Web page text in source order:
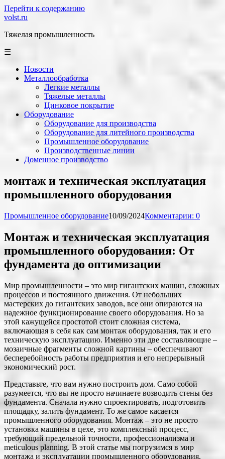
Перейти к содержанию
volst.ru
Тяжелая промышленность
☰
Новости
Металлообработка
Легкие металлы
Тяжелые металлы
Цинковое покрытие
Оборудование
Оборудование для производства
Оборудование для литейного производства
Промышленное оборудование
Производственные линии
Доменное производство
монтаж и техническая эксплуатация
промышленного оборудования
Промышленное оборудование10/09/2024Комментарии: 0
Монтаж и техническая эксплуатация
промышленного оборудования: От
фундамента до оптимизации
Мир промышленности – это мир гигантских машин, сложных
процессов и постоянного движения. От небольших
мастерских до гигантских заводов, все они опираются на
надежное функционирование своего оборудования. Но за
этой кажущейся простотой стоит сложная система,
включающая в себя как сам монтаж оборудования, так и его
техническую эксплуатацию. Именно эти две составляющие –
мозаичные фрагменты сложной картины – обеспечивают
бесперебойность работы предприятия и его непрерывный
экономический рост.
Представьте, что вам нужно построить дом. Само собой
разумеется, что вы не просто начинаете возводить стены без
фундамента. Сначала нужно спроектировать, подготовить
площадку, залить фундамент. То же самое касается
промышленного оборудования. Монтаж – это не просто
установка машины в цехе, это комплексный процесс,
требующий предельной точности, профессионализма и
meticulous planning. В этой статье мы погрузимся в мир
монтажа и эксплуатации промышленного оборудования,